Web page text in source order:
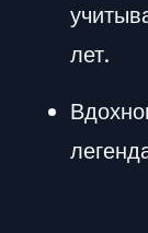
лет.